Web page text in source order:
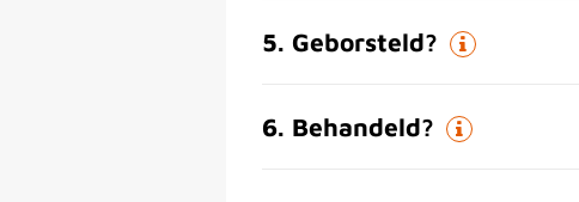
5. Geborsteld?
6. Behandeld?